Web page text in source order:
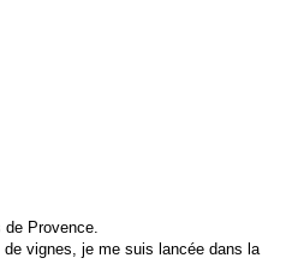
de Provence.
vignes, je me suis lancée dans la